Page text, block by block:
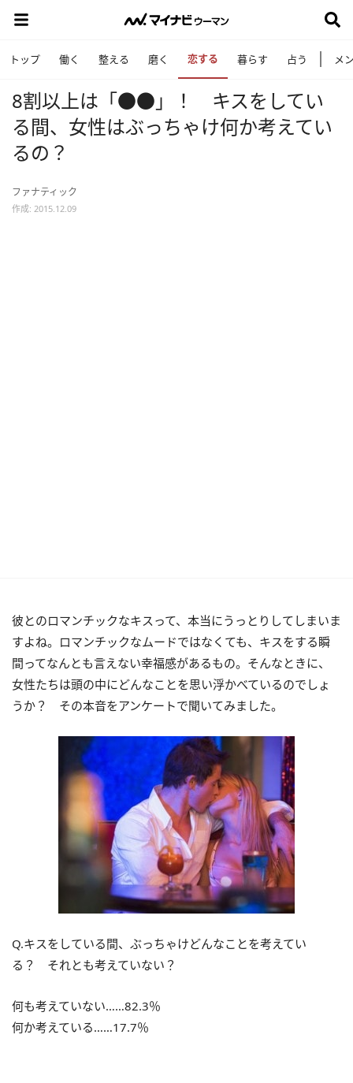
トップ 働く 整える 磨く 恋する 暮らす 占う メ
8割以上は「●●」！ キスをしてい
る間、女性はぶっちゃけ何か考えてい
るの？
ファナティック
作成: 2015.12.09
彼とのロマンチックなキスって、本当にうっとりしてしまいま
すよね。ロマンチックなムードではなくても、キスをする瞬
間ってなんとも言えない幸福感があるもの。そんなときに、
女性たちは頭の中にどんなことを思い浮かべているのでしょ
うか？ その本音をアンケートで聞いてみました。
Q.キスをしている間、ぶっちゃけどんなことを考えてい
る？ それとも考えていない？
何も考えていない……82.3％
何か考えている……17.7％